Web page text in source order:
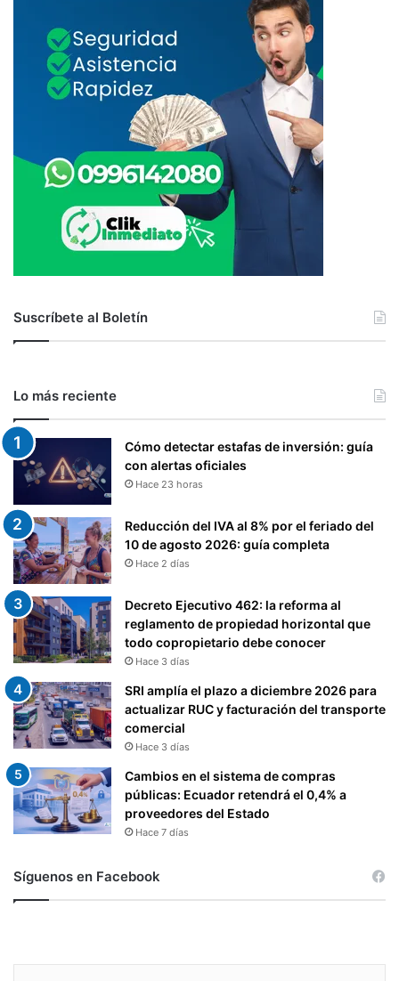
Suscríbete al Boletín
Lo más reciente
Cómo detectar estafas de inversión: guía
con alertas oficiales
Hace 23 horas
Reducción del IVA al 8% por el feriado del
10 de agosto 2026: guía completa
Hace 2 días
Decreto Ejecutivo 462: la reforma al
reglamento de propiedad horizontal que
todo copropietario debe conocer
Hace 3 días
SRI amplía el plazo a diciembre 2026 para
actualizar RUC y facturación del transporte
comercial
Hace 3 días
Cambios en el sistema de compras
públicas: Ecuador retendrá el 0,4% a
proveedores del Estado
Hace 7 días
Síguenos en Facebook